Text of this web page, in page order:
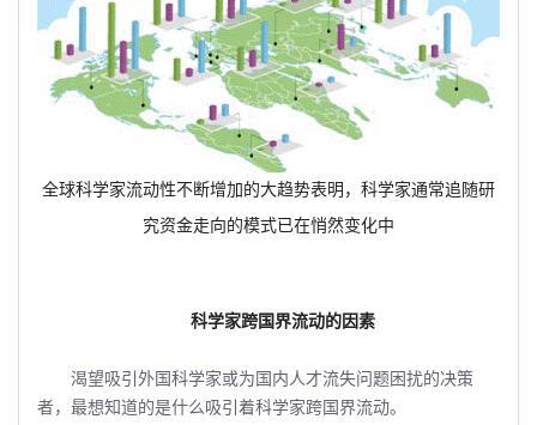
全球科学家流动性不断增加的大趋势表明，科学家通常追随研
究资金走向的模式已在悄然变化中
科学家跨国界流动的因素
渴望吸引外国科学家或为国内人才流失问题困扰的决策
者，最想知道的是什么吸引着科学家跨国界流动。